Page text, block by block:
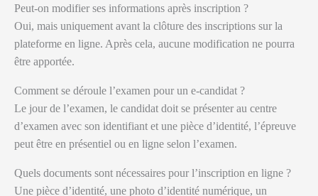
Peut-on modifier ses informations après inscription ?
Oui, mais uniquement avant la clôture des inscriptions sur la
plateforme en ligne. Après cela, aucune modification ne pourra
être apportée.
Comment se déroule l’examen pour un e-candidat ?
Le jour de l’examen, le candidat doit se présenter au centre
d’examen avec son identifiant et une pièce d’identité, l’épreuve
peut être en présentiel ou en ligne selon l’examen.
Quels documents sont nécessaires pour l’inscription en ligne ?
Une pièce d’identité, une photo d’identité numérique, un